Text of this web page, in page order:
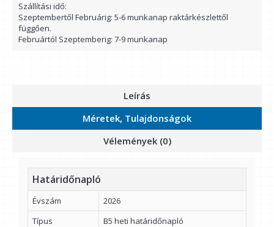
Szállítási idő:
Szeptembertől Februárig: 5-6 munkanap raktárkészlettől
függően.
Februártól Szeptemberig: 7-9 munkanap
Leírás
Méretek, Tulajdonságok
Vélemények (0)
Határidőnapló
Évszám
2026
Típus
B5 heti határidőnapló